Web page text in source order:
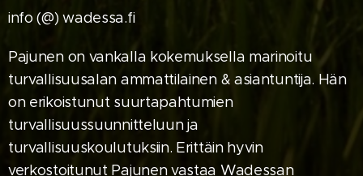
info (@) wadessa.fi
Pajunen on vankalla kokemuksella marinoitu
turvallisuusalan ammattilainen & asiantuntija. Hän
on erikoistunut suurtapahtumien
turvallisuussuunnitteluun ja
turvallisuuskoulutuksiin. Erittäin hyvin
verkostoitunut Pajunen vastaa Wadessan